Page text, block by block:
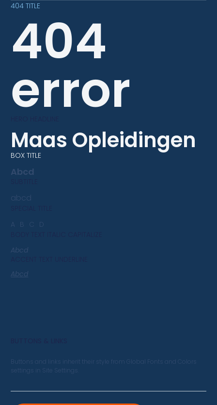
404 TITLE
404
error
Maas Opleidingen
BOX TITLE
Abcd
abcd
ABCD
Abcd
Abcd
Buttons and links inherit their style from Global Fonts and Colors
settings in Site Settings.